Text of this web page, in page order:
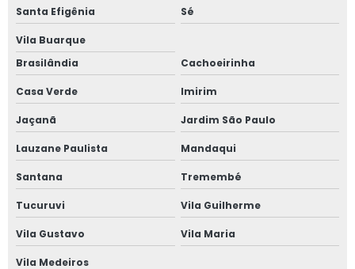
Janela de alumínio anti ruído com vidro fumê
Janela de alumínio sob medida
Janela de alumínio sobreposta
Janela de alumínio sobreposta em são paulo
Janela em aluminio vidro duplo
Janela anti barulho
Santa Efigênia Sé
Vila Buarque
Brasilândia
Cachoeirinha
Casa Verde Imirim
Jaçanã Jardim São Paulo
Lauzane Paulista Mandaqui
Santana Tremembé
Tucuruvi Vila Guilherme
Vila Gustavo Vila Maria
Vila Medeiros